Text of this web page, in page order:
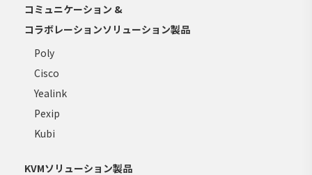
コミュニケーション &
コラボレーションソリューション製品
Poly
Cisco
Yealink
Pexip
Kubi
KVMソリューション製品